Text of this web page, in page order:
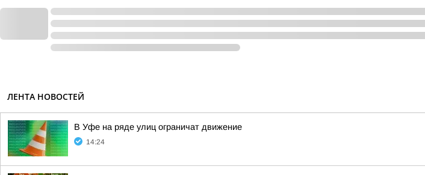
ЛЕНТА НОВОСТЕЙ
В Уфе на ряде улиц ограничат движение
14:24